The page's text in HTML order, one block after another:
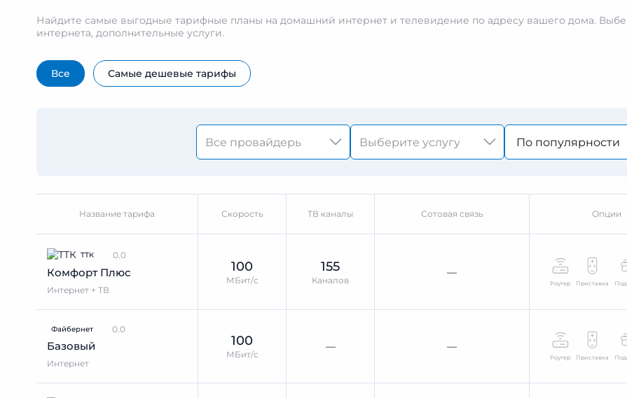
Найдите самые выгодные тарифные планы на домашний интернет и телевидение по адресу вашего дома.
интернета, дополнительные услуги.
Все Самые дешевые тарифы
По популярности
Название тарифа Скорость ТВ каналы Сотовая связь Опции
ТТК 0.0
Комфорт Плюс
Интернет + ТВ
100
МБит/с
155
Каналов
—
Роутер Приставка
Файбернет 0.0
Базовый
Интернет
100
МБит/с
— —
Роутер Приставка